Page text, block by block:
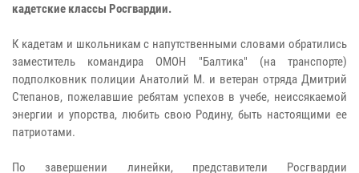
кадетские классы Росгвардии.
К кадетам и школьникам с напутственными словами обратились
заместитель командира ОМОН "Балтика" (на транспорте)
подполковник полиции Анатолий М. и ветеран отряда Дмитрий
Степанов, пожелавшие ребятам успехов в учебе, неиссякаемой
энергии и упорства, любить свою Родину, быть настоящими ее
патриотами.
По завершении линейки, представители Росгвардии